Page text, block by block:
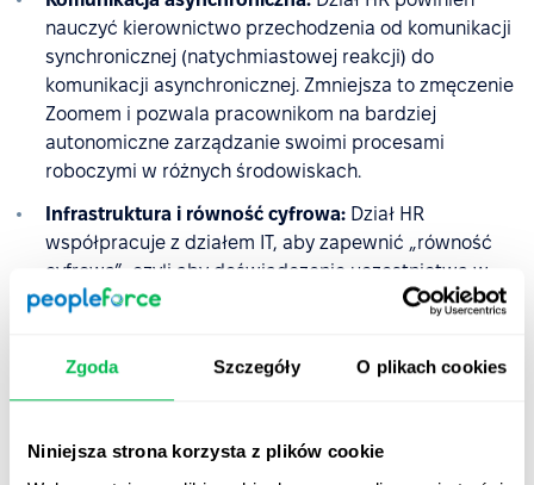
Zgoda Szczegóły O plikach cookies
Niniejsza strona korzysta z plików cookie
nauczyć kierownictwo przechodzenia od komunikacji
synchronicznej (natychmiastowej reakcji) do
komunikacji asynchronicznej. Zmniejsza to zmęczenie
Zoomem i pozwala pracownikom na bardziej
autonomiczne zarządzanie swoimi procesami
roboczymi w różnych środowiskach.
Infrastruktura i równość cyfrowa: Dział HR
współpracuje z działem IT, aby zapewnić „równość
cyfrową”, czyli aby doświadczenie uczestnictwa w
spotkaniu było takie samo dla osób znajdujących się
Zapobiega to dynamice „my kontra oni” podczas
hybrydowym zacierają się granice między domem a